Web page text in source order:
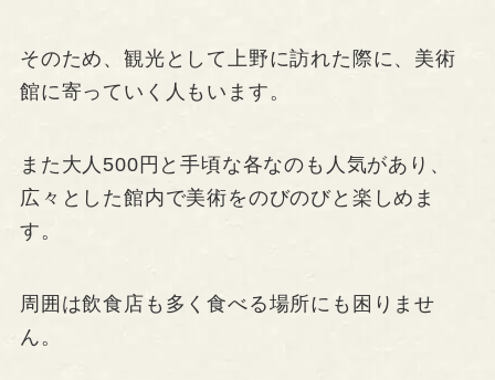
そのため、観光として上野に訪れた際に、美術
館に寄っていく人もいます。
また大人500円と手頃な各なのも人気があり、
広々とした館内で美術をのびのびと楽しめま
す。
周囲は飲食店も多く食べる場所にも困りませ
ん。